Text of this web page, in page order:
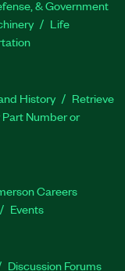
& Government
Life
History
Retrieve
Number or
Careers
Events
Discussion Forums